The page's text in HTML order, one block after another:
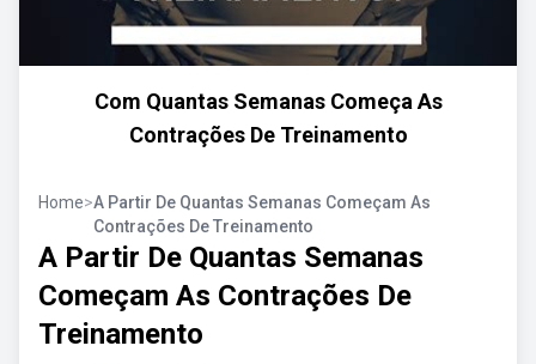
Com Quantas Semanas Começa As
Contrações De Treinamento
Home>A Partir De Quantas Semanas Começam As
Contrações De Treinamento
A Partir De Quantas Semanas
Começam As Contrações De
Treinamento